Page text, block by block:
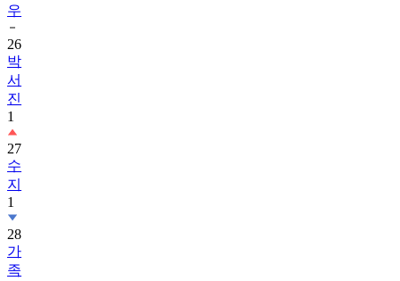
우
26
박
서
진
1
27
수
지
1
28
가
족